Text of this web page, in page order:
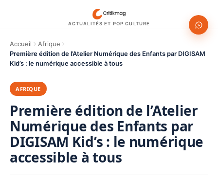
ACTUALITÉS ET POP CULTURE
Accueil
Afrique
Première édition de l’Atelier Numérique des Enfants par DIGISAM
Kid’s : le numérique accessible à tous
AFRIQUE
Première édition de l’Atelier
Numérique des Enfants par
DIGISAM Kid’s : le numérique
accessible à tous